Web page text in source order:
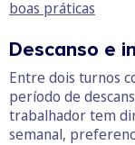
boas práticas
Descanso e
Entre dois turnos
período de
trabalhador tem
semanal,